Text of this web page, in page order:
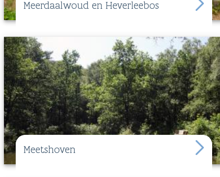
Meerdaalwoud en Heverleebos
Meetshoven